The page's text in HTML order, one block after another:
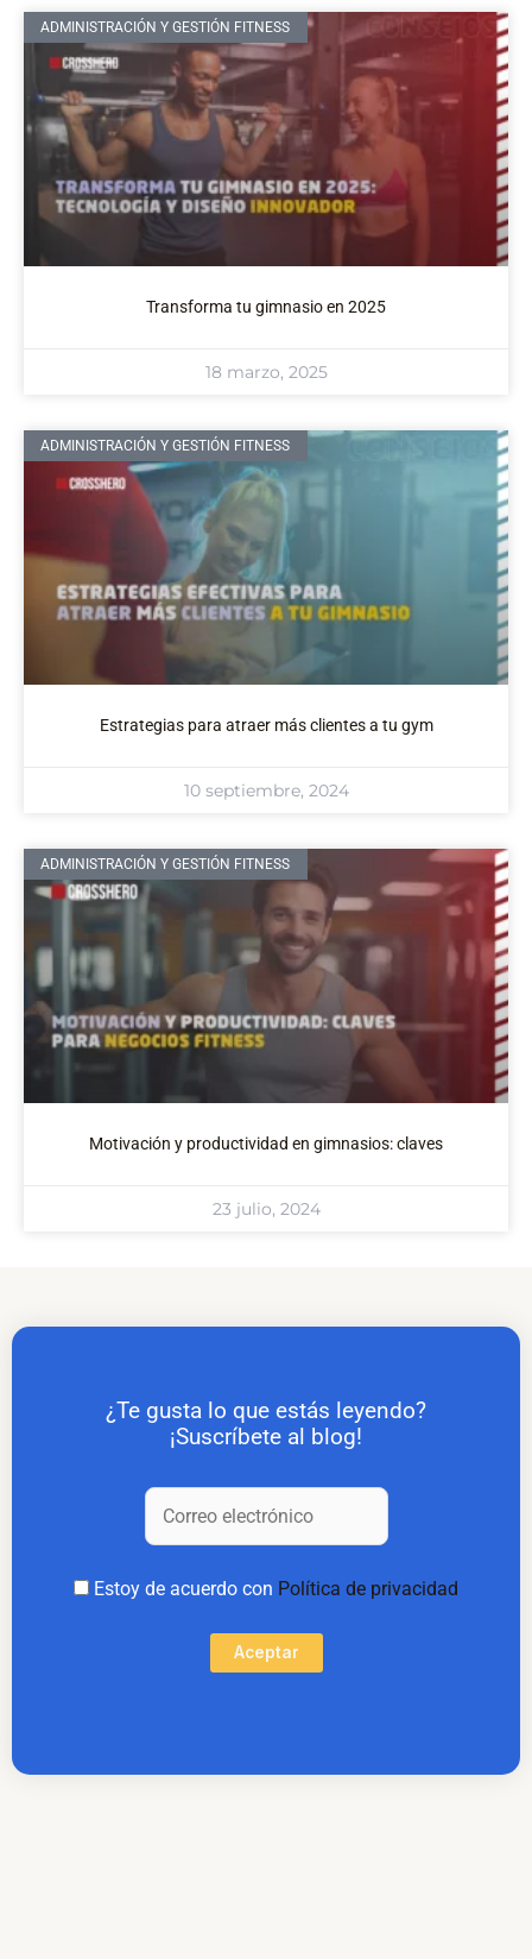
ADMINISTRACIÓN Y GESTIÓN FITNESS
Transforma tu gimnasio en 2025
18 marzo, 2025
ADMINISTRACIÓN Y GESTIÓN FITNESS
Estrategias para atraer más clientes a tu gym
10 septiembre, 2024
ADMINISTRACIÓN Y GESTIÓN FITNESS
Motivación y productividad en gimnasios: claves
23 julio, 2024
¿Te gusta lo que estás leyendo?
¡Suscríbete al blog!
Estoy de acuerdo con Política de privacidad
Aceptar